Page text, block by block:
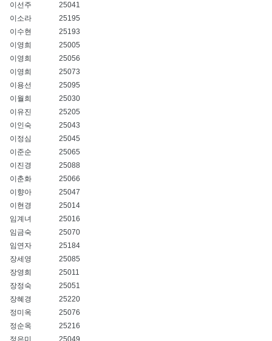
이선주
25041
이소라
25195
이수현
25193
이영희
25005
이영희
25056
이영희
25073
이용선
25095
이월희
25030
이유진
25205
이인숙
25043
이정심
25045
이준순
25065
이진경
25088
이춘화
25066
이향아
25047
이현경
25014
임계녀
25016
임금숙
25070
임연자
25184
장세영
25085
장영희
25011
장정숙
25051
장혜경
25220
정미옥
25076
정순옥
25216